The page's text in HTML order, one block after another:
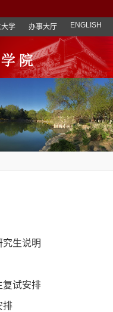
学 办事大厅 ENGLISH
生说明
复试安排
排